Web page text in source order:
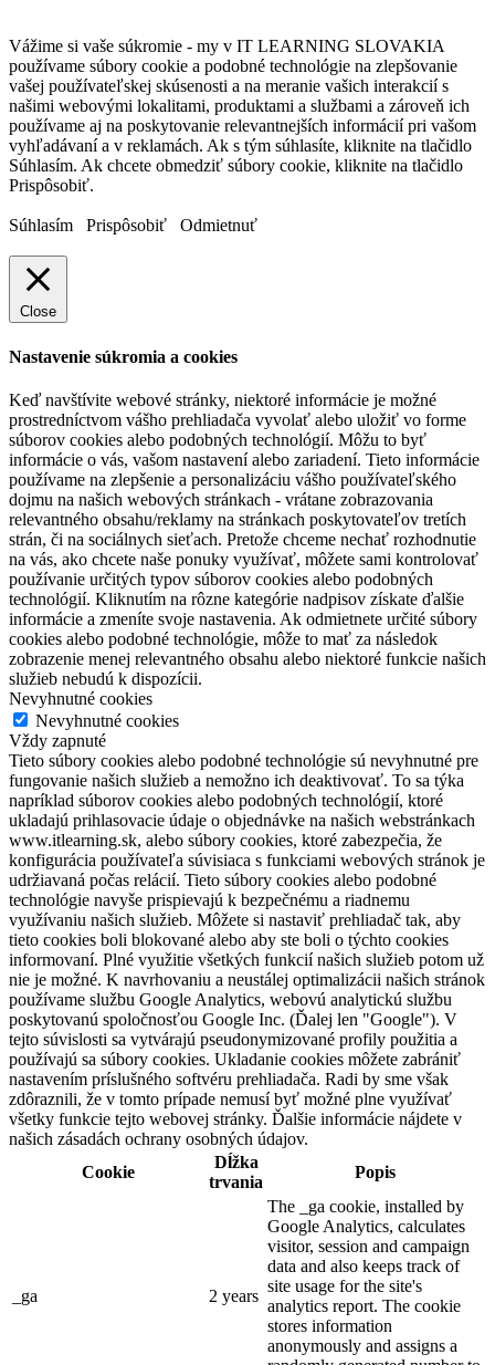
Vážime si vaše súkromie - my v IT LEARNING SLOVAKIA
používame súbory cookie a podobné technológie na zlepšovanie
vašej používateľskej skúsenosti a na meranie vašich interakcií s
našimi webovými lokalitami, produktami a službami a zároveň ich
používame aj na poskytovanie relevantnejších informácií pri vašom
vyhľadávaní a v reklamách. Ak s tým súhlasíte, kliknite na tlačidlo
Súhlasím. Ak chcete obmedziť súbory cookie, kliknite na tlačidlo
Prispôsobiť.
Súhlasím Prispôsobiť Odmietnuť
Close
Nastavenie súkromia a cookies
Keď navštívite webové stránky, niektoré informácie je možné
prostredníctvom vášho prehliadača vyvolať alebo uložiť vo forme
súborov cookies alebo podobných technológií. Môžu to byť
informácie o vás, vašom nastavení alebo zariadení. Tieto informácie
používame na zlepšenie a personalizáciu vášho používateľského
dojmu na našich webových stránkach - vrátane zobrazovania
relevantného obsahu/reklamy na stránkach poskytovateľov tretích
strán, či na sociálnych sieťach. Pretože chceme nechať rozhodnutie
na vás, ako chcete naše ponuky využívať, môžete sami kontrolovať
používanie určitých typov súborov cookies alebo podobných
technológií. Kliknutím na rôzne kategórie nadpisov získate ďalšie
informácie a zmeníte svoje nastavenia. Ak odmietnete určité súbory
cookies alebo podobné technológie, môže to mať za následok
zobrazenie menej relevantného obsahu alebo niektoré funkcie našich
služieb nebudú k dispozícii.
Nevyhnutné cookies
Nevyhnutné cookies
Vždy zapnuté
Tieto súbory cookies alebo podobné technológie sú nevyhnutné pre
fungovanie našich služieb a nemožno ich deaktivovať. To sa týka
napríklad súborov cookies alebo podobných technológií, ktoré
ukladajú prihlasovacie údaje o objednávke na našich webstránkach
www.itlearning.sk, alebo súbory cookies, ktoré zabezpečia, že
konfigurácia používateľa súvisiaca s funkciami webových stránok je
udržiavaná počas relácií. Tieto súbory cookies alebo podobné
technológie navyše prispievajú k bezpečnému a riadnemu
využívaniu našich služieb. Môžete si nastaviť prehliadač tak, aby
tieto cookies boli blokované alebo aby ste boli o týchto cookies
informovaní. Plné využitie všetkých funkcií našich služieb potom už
nie je možné. K navrhovaniu a neustálej optimalizácii našich stránok
používame službu Google Analytics, webovú analytickú službu
poskytovanú spoločnosťou Google Inc. (Ďalej len "Google"). V
tejto súvislosti sa vytvárajú pseudonymizované profily použitia a
používajú sa súbory cookies. Ukladanie cookies môžete zabrániť
nastavením príslušného softvéru prehliadača. Radi by sme však
zdôraznili, že v tomto prípade nemusí byť možné plne využívať
všetky funkcie tejto webovej stránky. Ďalšie informácie nájdete v
našich zásadách ochrany osobných údajov.
Cookie
Dĺžka
trvania
Popis
_ga 2 years
The _ga cookie, installed by
Google Analytics, calculates
visitor, session and campaign
data and also keeps track of
site usage for the site's
analytics report. The cookie
stores information
anonymously and assigns a